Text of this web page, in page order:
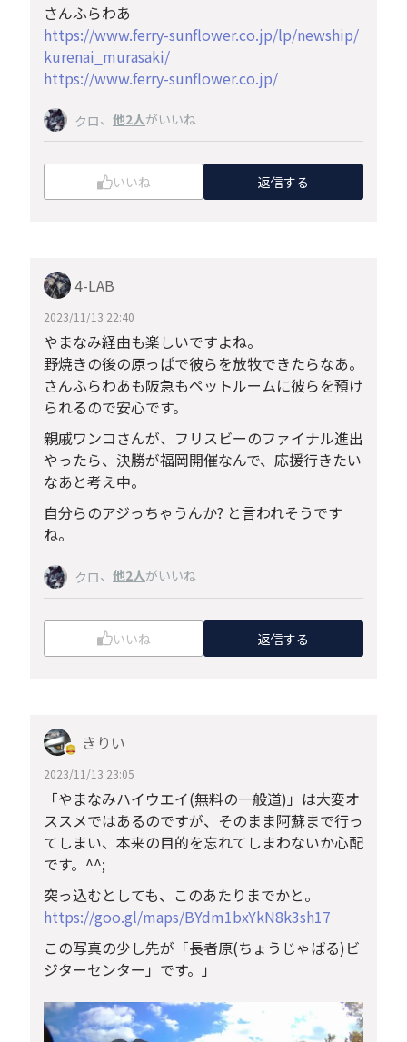
さんふらわあ
https://www.ferry-sunflower.co.jp/lp/newship/
kurenai_murasaki/
https://www.ferry-sunflower.co.jp/
クロ、 他2人がいいね
いいね 返信する
4-LAB
2023/11/13 22:40
やまなみ経由も楽しいですよね。
野焼きの後の原っぱで彼らを放牧できたらなあ。
さんふらわあも阪急もペットルームに彼らを預け
られるので安心です。
親戚ワンコさんが、フリスビーのファイナル進出
やったら、決勝が福岡開催なんで、応援行きたい
なあと考え中。
自分らのアジっちゃうんか? と言われそうです
ね。
クロ、 他2人がいいね
いいね 返信する
きりい
2023/11/13 23:05
「やまなみハイウエイ(無料の一般道)」は大変オ
ススメではあるのですが、そのまま阿蘇まで行っ
てしまい、本来の目的を忘れてしまわないか心配
です。^^;
突っ込むとしても、このあたりまでかと。
https://goo.gl/maps/BYdm1bxYkN8k3sh17
この写真の少し先が「長者原(ちょうじゃばる)ビ
ジターセンター」です。」